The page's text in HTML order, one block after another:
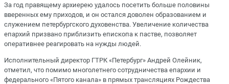
За год правящему архиерею удалось посетить больше половины
вверенных ему приходов, и он остался доволен образованием и
служением петербургского духовенства. Увеличение количества
епархий призвано приблизить епископа к пастве, позволяет
оперативнее реагировать на нужды людей.
Исполнительный директор ГТРК «Петербург» Андрей Олейник,
отметил, что помимо многолетнего сотрудничества епархии и
федерального «Пятого канала» в прямых трансляциях Рождества